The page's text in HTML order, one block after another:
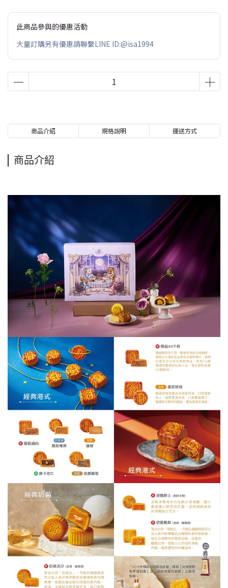
此商品參與的優惠活動
大量訂購另有優惠請聯繫LINE ID:@isa1994
商品介紹 規格說明 運送方式
商品介紹